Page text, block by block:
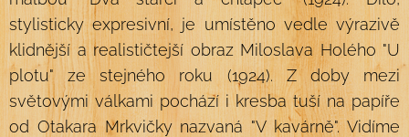
stylisticky expresivní, je umístěno vedle výrazivě
klidnější a realističtejší obraz Miloslava Holého "U
plotu" ze stejného roku (1924). Z doby mezi
světovými válkami pochází i kresba tuší na papíře
od Otakara Mrkvičky nazvaná "V kavárně". Vidíme